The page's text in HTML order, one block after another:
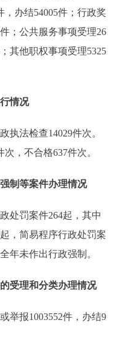
，办结54005件；行政奖
；公共服务事项受理26
其他职权事项受理5325
情况
执法检查14029件次。
，不合格637件次。
制等案件办理情况
处罚案件264起，其中
，简易程序行政处罚案
年未作出行政强制。
受理和分类办理情况
举报1003552件，办结9